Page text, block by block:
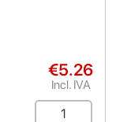
€5.26
Incl. IVA